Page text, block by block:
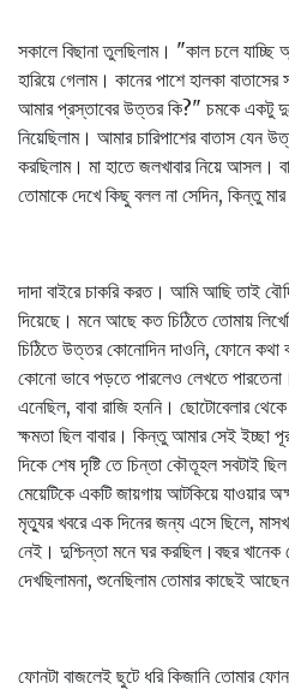
সকালে বিছানা তুলছিলাম। "কাল চলে যাচ্ছি
হারিয়ে গেলাম। কানের পাশে হালকা
আমার প্রস্তাবের উত্তর কি?" চমকে একটু
নিয়েছিলাম। আমার চারিপাশের বাতাস
করছিলাম। মা হাতে জলখাবার নিয়ে আসল।
তোমাকে দেখে কিছু বলল না সেদিন, কিন্তু
দাদা বাইরে চাকরি করত। আমি আছি তাই
দিয়েছে। মনে আছে কত চিঠিতে তোমায়
চিঠিতে উত্তর কোনোদিন দাওনি, ফোনে কথা
কোনো ভাবে পড়তে পারলেও লেখতে
এনেছিল, বাবা রাজি হননি। ছোটোবেলার
ক্ষমতা ছিল বাবার। কিন্তু আমার সেই ইচ্ছা
দিকে শেষ দৃষ্টি তে চিন্তা কৌতূহল সবটাই
মেয়েটিকে একটি জায়গায় আটকিয়ে যাওয়ার
মৃত্যুর খবরে এক দিনের জন্য এসে ছিলে,
নেই। দুশ্চিন্তা মনে ঘর করছিল।বছর খানেক
দেখছিলামনা, শুনেছিলাম তোমার কাছেই
ফোনটা বাজলেই ছুটে ধরি কিজানি তোমার